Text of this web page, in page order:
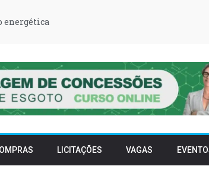
energética
LICITAÇÕES VAGAS